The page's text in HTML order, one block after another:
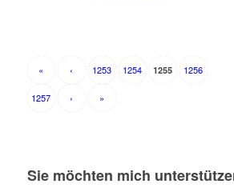
« ‹ 1253 1254 1255 1256
1257 › »
Sie möchten mich